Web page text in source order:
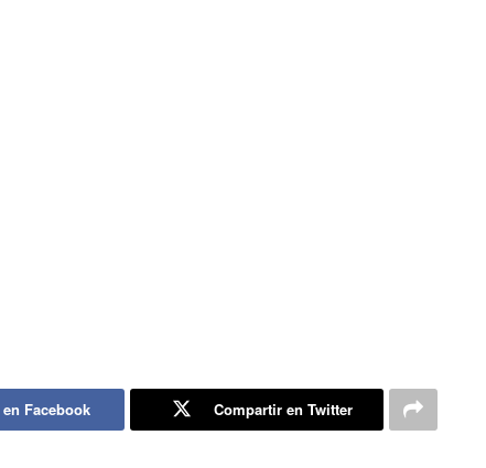
Facebook Compartir en Twitter